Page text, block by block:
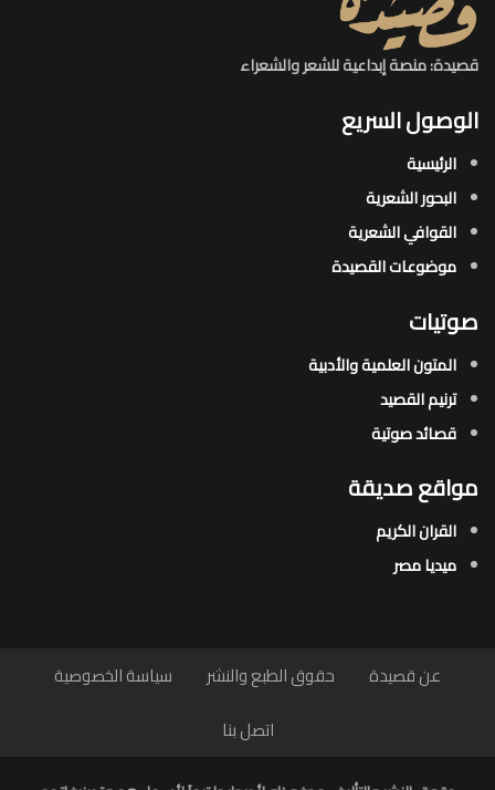
قصيدة: منصة إبداعية للشعر والشعراء
الوصول السريع
الرئيسية
البحور الشعرية​
القوافي الشعرية​
موضوعات القصيدة​
صوتيات
المتون العلمية والأدبية
ترنيم القصيد
قصائد صوتية
مواقع صديقة
القران الكريم
ميديا مصر
عن قصيدة حقوق الطبع والنشر
سياسة الخصوصية
اتصل بنا